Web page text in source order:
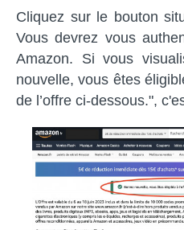
Cliquez sur le bouton
Vous devrez vous
Amazon. Si vous
nouvelle, vous êtes
de l’offre ci-dessous.",